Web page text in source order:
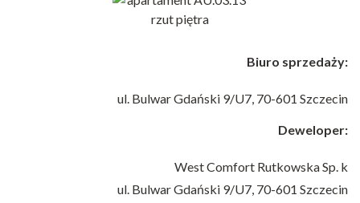
Biuro sprzedaży:
ul. Bulwar Gdański 9/U7, 70-601 Szczecin
Deweloper:
West Comfort Rutkowska Sp. k
ul. Bulwar Gdański 9/U7, 70-601 Szczecin